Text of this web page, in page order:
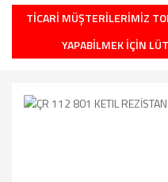
TİCARİ MÜŞTERİLERİMİZ
YAPABİLMEK İÇİN